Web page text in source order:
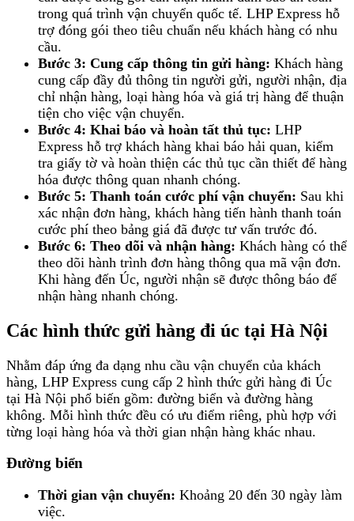
trong quá trình vận chuyển quốc tế. LHP Express hỗ
trợ đóng gói theo tiêu chuẩn nếu khách hàng có nhu
cầu.
Bước 3: Cung cấp thông tin gửi hàng: Khách hàng
cung cấp đầy đủ thông tin người gửi, người nhận, địa
chỉ nhận hàng, loại hàng hóa và giá trị hàng để thuận
tiện cho việc vận chuyển.
Bước 4: Khai báo và hoàn tất thủ tục: LHP
Express hỗ trợ khách hàng khai báo hải quan, kiểm
tra giấy tờ và hoàn thiện các thủ tục cần thiết để hàng
hóa được thông quan nhanh chóng.
Bước 5: Thanh toán cước phí vận chuyển: Sau khi
xác nhận đơn hàng, khách hàng tiến hành thanh toán
cước phí theo bảng giá đã được tư vấn trước đó.
Bước 6: Theo dõi và nhận hàng: Khách hàng có thể
theo dõi hành trình đơn hàng thông qua mã vận đơn.
Khi hàng đến Úc, người nhận sẽ được thông báo để
nhận hàng nhanh chóng.
Các hình thức gửi hàng đi úc tại Hà Nội
Nhằm đáp ứng đa dạng nhu cầu vận chuyển của khách
hàng, LHP Express cung cấp 2 hình thức gửi hàng đi Úc
tại Hà Nội phổ biến gồm: đường biển và đường hàng
không. Mỗi hình thức đều có ưu điểm riêng, phù hợp với
từng loại hàng hóa và thời gian nhận hàng khác nhau.
Đường biển
Thời gian vận chuyển: Khoảng 20 đến 30 ngày làm
việc.